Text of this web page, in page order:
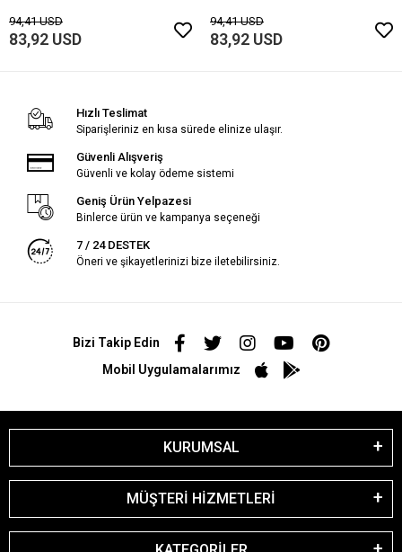
94,41 USD
83,92 USD
94,41 USD
83,92 USD
Hızlı Teslimat
Siparişleriniz en kısa sürede elinize ulaşır.
Güvenli Alışveriş
Güvenli ve kolay ödeme sistemi
Geniş Ürün Yelpazesi
Binlerce ürün ve kampanya seçeneği
7 / 24 DESTEK
Öneri ve şikayetlerinizi bize iletebilirsiniz.
Bizi Takip Edin
Mobil Uygulamalarımız
KURUMSAL
MÜŞTERİ HİZMETLERİ